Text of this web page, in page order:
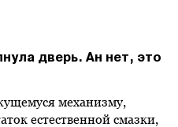
дверь. Ан нет, это
механизму,
естественной смазки,